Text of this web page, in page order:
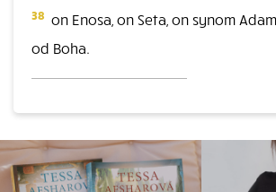
38 on Enosa, on Seta, on synom
od Boha.